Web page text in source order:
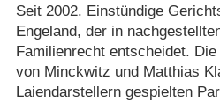
Seit 2002. Einstündige
Engeland, der in
Familienrecht entscheidet.
von Minckwitz und Matthias
Laiendarstellern gespielten